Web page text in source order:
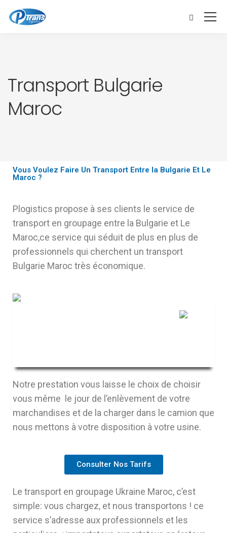
Transport Bulgarie
Maroc
Vous Voulez Faire Un Transport Entre la Bulgarie Et Le
Maroc ?
Plogistics propose à ses clients le service de
transport en groupage entre la Bulgarie et Le
Maroc,ce service qui séduit de plus en plus de
professionnels qui cherchent un transport
Bulgarie Maroc très économique.
Notre prestation vous laisse le choix de choisir
vous même le jour de l’enlèvement de votre
marchandises et de la charger dans le camion que
nous mettons à votre disposition à votre usine.
Consulter Nos Tarifs
Le transport en groupage Ukraine Maroc, c’est
simple: vous chargez, et nous transportons ! ce
service s’adresse aux professionnels et les